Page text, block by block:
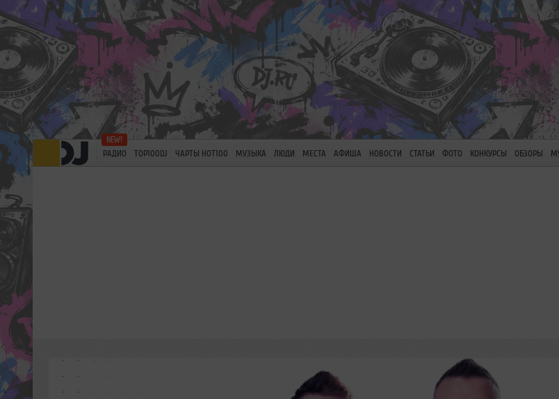
РАДИО TOP100DJ ЧАРТЫ HOT100 МУЗЫКА ЛЮДИ МЕСТА АФИША НОВОСТИ СТАТЬИ ФОТО КОНКУРСЫ ОБЗОРЫ